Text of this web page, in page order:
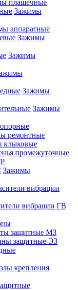
плашечные
Зажимы
аппаратные
Зажимы
Зажимы
Зажимы
Зажимы
ремонтные
клыковые
промежуточные
Зажимы
вибрации
вибрации ГВ
защитные МЗ
защитные ЭЗ
крепления